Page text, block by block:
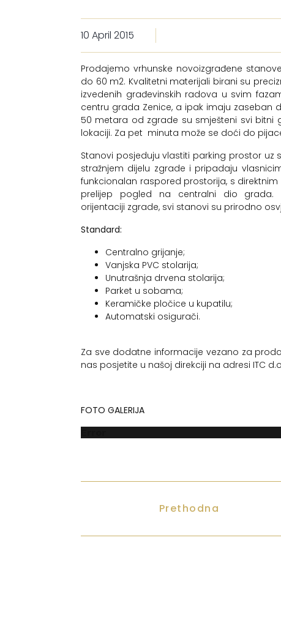
10 April 2015
Prodajemo vrhunske novoizgrađene
do 60 m2. Kvalitetni materijali birani su
izvedenih građevinskih radova u svim
centru grada Zenice, a ipak imaju zaseban
50 metara od zgrade su smješteni svi bitni
lokaciji. Za pet minuta može se doći do
Stanovi posjeduju vlastiti parking prostor
stražnjem dijelu zgrade i pripadaju
funkcionalan raspored prostorija, s
prelijep pogled na centralni dio grada.
orijentaciji zgrade, svi stanovi su prirodno
Standard:
Centralno grijanje;
Vanjska PVC stolarija;
Unutrašnja drvena stolarija;
Parket u sobama;
Keramičke pločice u kupatilu;
Automatski osigurači.
Za sve dodatne informacije vezano za
nas posjetite u našoj direkciji na adresi ITC
FOTO GALERIJA
Prethodna